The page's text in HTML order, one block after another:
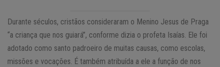
Durante séculos, cristãos consideraram o Menino Jesus de Praga
“a criança que nos guiará”, conforme dizia o profeta Isaías. Ele foi
adotado como santo padroeiro de muitas causas, como escolas,
missões e vocações. É também atribuída a ele a função de nos